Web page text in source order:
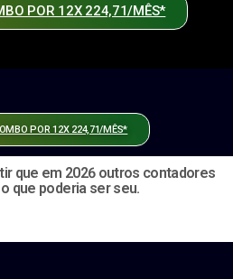
POR 12X 224,71/MÊS*
POR 12X 224,71/MÊS*
que em 2026 outros contadores
que poderia ser seu.